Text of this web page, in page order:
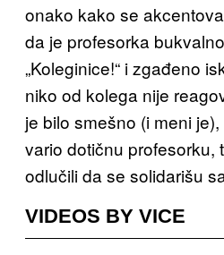
onako kako se
da je profesorka
„Koleginice!“ i zgađeno
niko od kolega nije
je bilo smešno (i meni
vario dotičnu profesorku,
odlučili da se solidarišu
VIDEOS BY VICE